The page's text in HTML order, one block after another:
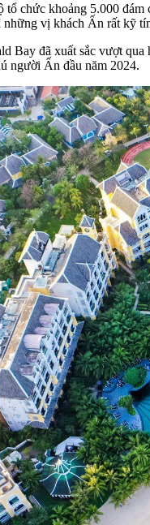
chức khoảng 5.000
vị khách Ấn rất kỹ
Bay đã xuất sắc vượt
người Ấn đầu năm 2024.